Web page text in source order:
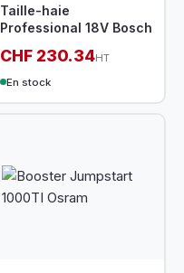
Taille-haie
Professional 18V Bosch
CHF 230.34HT
En stock